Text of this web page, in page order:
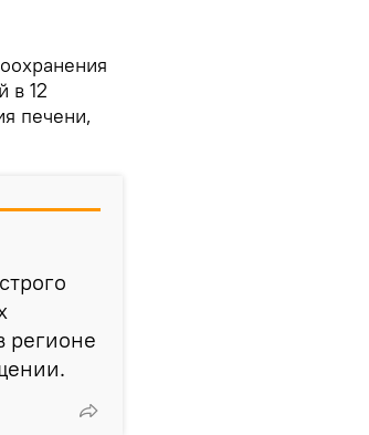
в 12
печени,
регионе